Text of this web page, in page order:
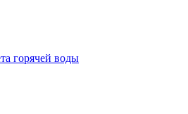
горячей воды